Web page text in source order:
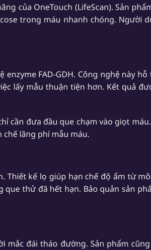
của OneTouch (LifeScan). Sản
trong máu nhanh chóng. Người
FAD-GDH. Công nghệ này
lấy mẫu thuận tiện hơn. Kết quả
đưa đầu que chạm vào giọt
lãng phí mẫu máu.
Thiết kế lọ giúp hạn chế độ ẩm từ
que thử đã hết hạn. Bảo quản sản
mắc đái tháo đường. Sản phẩm